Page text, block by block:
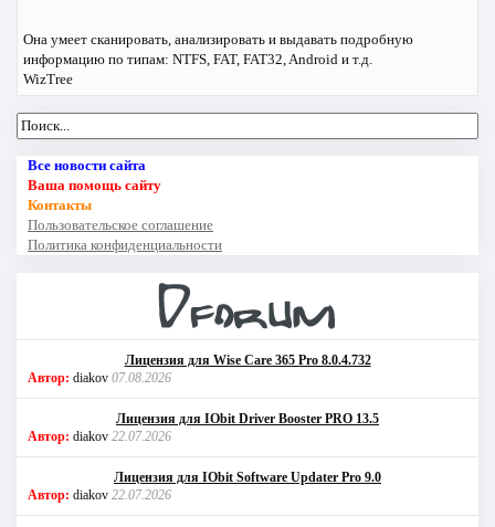
Она умеет сканировать, анализировать и выдавать подробную
информацию по типам: NTFS, FAT, FAT32, Android и т.д.
WizTree
Все новости сайта
Ваша помощь сайту
Контакты
Пользовательское соглашение
Политика конфиденциальности
Лицензия для Wise Care 365 Pro 8.0.4.732
Автор: diakov 07.08.2026
Лицензия для IObit Driver Booster PRO 13.5
Автор: diakov 22.07.2026
Лицензия для IObit Software Updater Pro 9.0
Автор: diakov 22.07.2026